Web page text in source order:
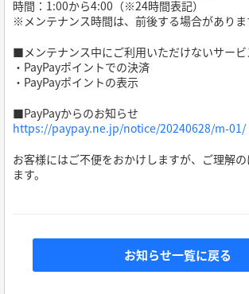
時間：1:00から4:00（※24時間表記）
※メンテナンス時間は、前後する場合がありま
■メンテナンス中にご利用いただけないサービ
・PayPayポイントでの決済
・PayPayポイントの表示
■PayPayからのお知らせ
https://paypay.ne.jp/notice/20240628/m-01/
お客様にはご不便をおかけしますが、ご理解
ます。
お知らせ一覧に戻る